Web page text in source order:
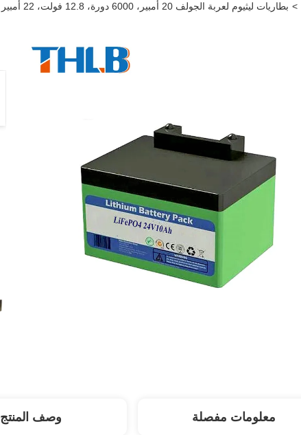
> بطاريات ليثيوم لعربة الجولف 20 أمبير، 6000 دورة، 12.8 فولت، 22 أمبير ساعة، بطارية THLB
معلومات مفصلة وصف المنتج